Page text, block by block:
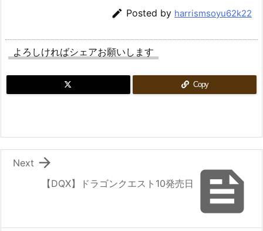
 Posted by harrismsoyu62k22
よろしければシェアお願いします
Copy

【DQX】ドラゴンクエスト10発売日

Next